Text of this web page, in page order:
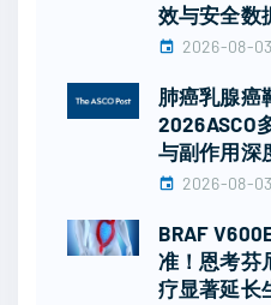
效与安全数
2026-08-03
肺癌乳腺癌
2026ASCO
与副作用深
2026-08-03
BRAF
准！恩考芬
疗显著延长